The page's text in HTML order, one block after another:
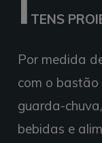
TENS
Por medida
com o bastão
guarda-
bebidas e